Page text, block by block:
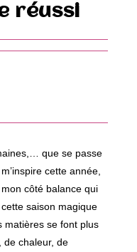
réussi
que se passe
cette année,
mon côté balance qui
saison magique
matières se font plus
de chaleur, de